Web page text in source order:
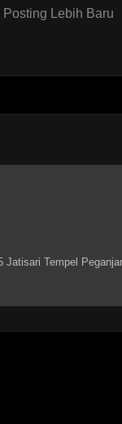
Posting Lebih Baru
Jatisari Tempel